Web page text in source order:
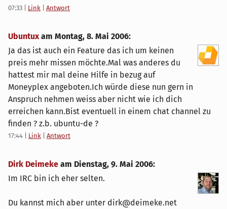
07:33 Link Antwort
Ubuntuxam Montag, 8. Mai 2006:
Ja das ist auch ein Feature das ich um keinen
preis mehr missen möchte.Mal was anderes du
hattest mir mal deine Hilfe in bezug auf
Moneyplex angeboten.Ich würde diese nun gern in
Anspruch nehmen weiss aber nicht wie ich dich
erreichen kann.Bist eventuell in einem chat channel zu
finden ? z.b. ubuntu-de ?
17:44 Link Antwort
Dirk Deimeke am Dienstag, 9. Mai 2006:
Im IRC bin ich eher selten.
Du kannst mich aber unter dirk@deimeke.net